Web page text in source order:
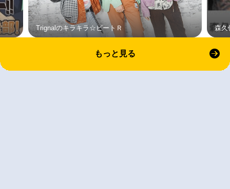
Trignalのキラキラ☆ビートＲ 森久
もっと見る